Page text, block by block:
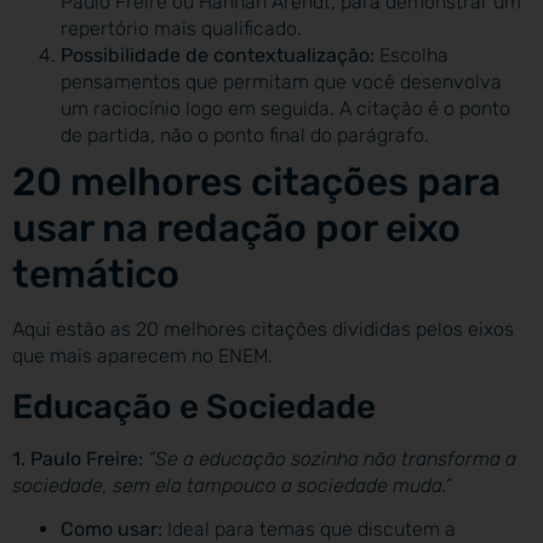
repertório mais qualificado.
Possibilidade de contextualização: Escolha
pensamentos que permitam que você desenvolva
um raciocínio logo em seguida. A citação é o ponto
de partida, não o ponto final do parágrafo.
20 melhores citações para
usar na redação por eixo
temático
Aqui estão as 20 melhores citações divididas pelos eixos
que mais aparecem no ENEM.
Educação e Sociedade
1. Paulo Freire: “Se a educação sozinha não transforma a
sociedade, sem ela tampouco a sociedade muda.”
Como usar: Ideal para temas que discutem a